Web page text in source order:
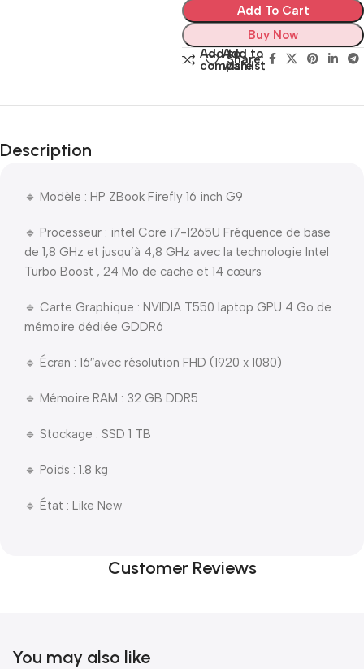
Add To Cart
Buy Now
Add to
compare
Add to
wishlist
Share:
Description
🔹 Modèle : HP ZBook Firefly 16 inch G9
🔹 Processeur : intel Core i7-1265U Fréquence de base
de 1,8 GHz et jusqu’à 4,8 GHz avec la technologie Intel
Turbo Boost , 24 Mo de cache et 14 cœurs
🔹 Carte Graphique : NVIDIA T550 laptop GPU 4 Go de
mémoire dédiée GDDR6
🔹 Écran : 16″avec résolution FHD (1920 x 1080)
🔹 Mémoire RAM : 32 GB DDR5
🔹 Stockage : SSD 1 TB
🔹 Poids : 1.8 kg
🔹 État : Like New
Customer Reviews
You may also like